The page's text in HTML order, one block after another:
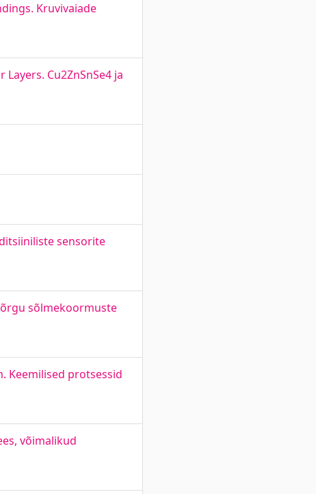
Kruvivaiade
Cu2ZnSnSe4 ja
sensorite
sõlmekoormuste
Keemilised protsessid
võimalikud